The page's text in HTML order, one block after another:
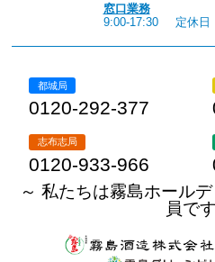
窓口業務
9:00-17:30
定休日
都城局
0120-292-377
志布志局
0120-933-966
～ 私たちは霧島ホール
員で